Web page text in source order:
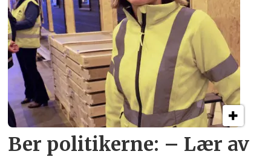
Ber politikerne: – Lær av